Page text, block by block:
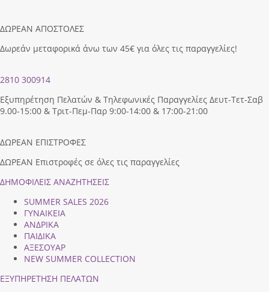
ΔΩΡΕΑΝ ΑΠΟΣΤΟΛΕΣ
Δωρεάν μεταφορικά άνω των 45€ για όλες τις παραγγελίες!
2810 300914
Εξυπηρέτηση Πελατών & Τηλεφωνικές Παραγγελίες Δευτ-Τετ-Σαβ
9.00-15:00 & Τριτ-Πεμ-Παρ 9:00-14:00 & 17:00-21:00
ΔΩΡΕΑΝ ΕΠΙΣΤΡΟΦΕΣ
ΔΩΡΕΑΝ Επιστροφές σε όλες τις παραγγελίες
ΔΗΜΟΦΙΛEIΣ ΑΝΑΖΗΤΗΣΕΙΣ
SUMMER SALES 2026
ΓΥΝΑΙΚΕΙΑ
ΑΝΔΡΙΚΑ
ΠΑΙΔΙΚΑ
ΑΞΕΣΟΥΑΡ
NEW SUMMER COLLECTION
ΕΞΥΠΗΡΕΤΗΣΗ ΠΕΛΑΤΩΝ